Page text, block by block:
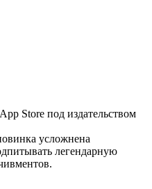
Store под издательством
усложнена
легендарную